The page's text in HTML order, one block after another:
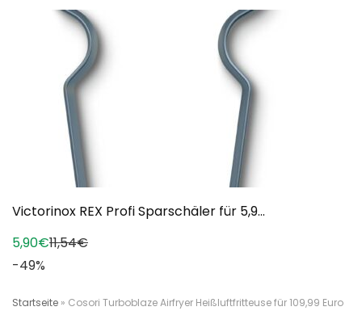
Victorinox REX Profi Sparschäler für 5,9...
5,90€11,54€
-49%
Startseite » Cosori Turboblaze Airfryer Heißluftfritteuse für 109,99 Euro